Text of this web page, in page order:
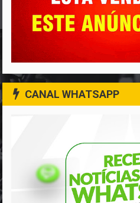
CANAL WHATSAPP